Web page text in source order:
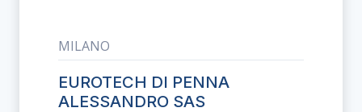
MILANO
EUROTECH DI PENNA
ALESSANDRO SAS